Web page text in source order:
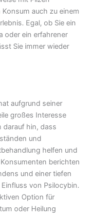
auch zu einem
Egal, ob Sie ein
oder ein erfahrener
Sie immer wieder
aufgrund seiner
großes Interesse
darauf hin, dass
und
helfen und
berichten
und einer tiefen
von Psilocybin.
Option für
oder Heilung